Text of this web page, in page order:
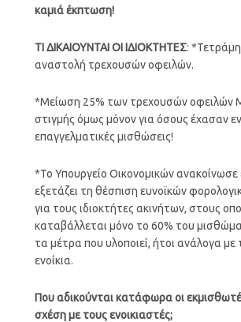
καμιά έκπτωση!
ΤΙ ΔΙΚΑΙΟΥΝΤΑΙ ΟΙ ΙΔΙΟΚΤΗΤΕΣ:
αναστολή τρεχουσών οφειλών.
*Μείωση 25% των τρεχουσών οφειλών
στιγμής όμως μόνον για όσους έχασαν
επαγγελματικές μισθώσεις!
*Το Υπουργείο Οικονομικών ανακοίνωσε
εξετάζει τη θέσπιση ευνοϊκών
για τους ιδιοκτήτες ακινήτων, στους
καταβάλλεται μόνο το 60% του
τα μέτρα που υλοποιεί, ήτοι ανάλογα με
ενοίκια.
Που αδικούνται κατάφωρα οι
σχέση με τους ενοικιαστές;